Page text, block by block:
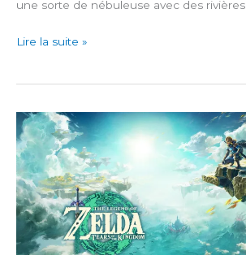
une sorte de nébuleuse avec des rivières
Heaven’s
Lire la suite »